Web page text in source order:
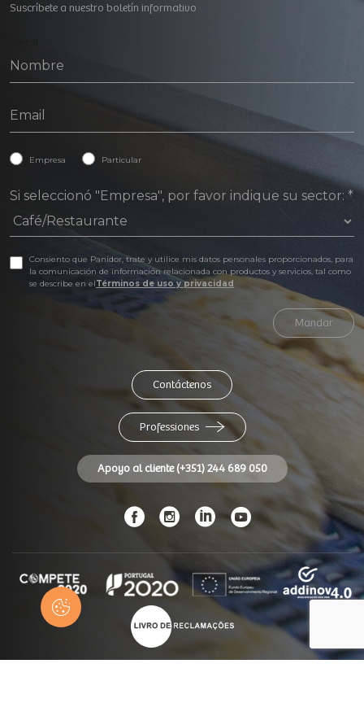
Suscríbete a nuestro boletín informativo
Empresa Particular
Si seleccionó "Empresa", por favor indique su sector: *
Consiento que Panidor, trate y utilice mis datos personales proporcionados, para
la comunicación de información relacionada con productos y servicios, tal como
se describe en elTérminos de uso y privacidad
Mandar
Contáctenos
Professiones
Apoyo al cliente (+351) 244 689 050